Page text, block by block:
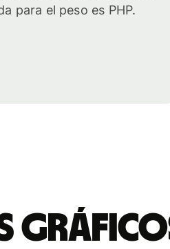
para el peso es PHP.